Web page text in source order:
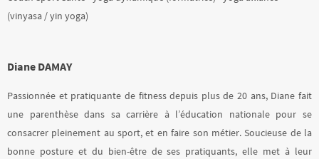
(vinyasa / yin yoga)
Diane DAMAY
Passionnée et pratiquante de fitness depuis plus de 20 ans, Diane fait
une parenthèse dans sa carrière à l’éducation nationale pour se
consacrer pleinement au sport, et en faire son métier. Soucieuse de la
bonne posture et du bien-être de ses pratiquants, elle met à leur